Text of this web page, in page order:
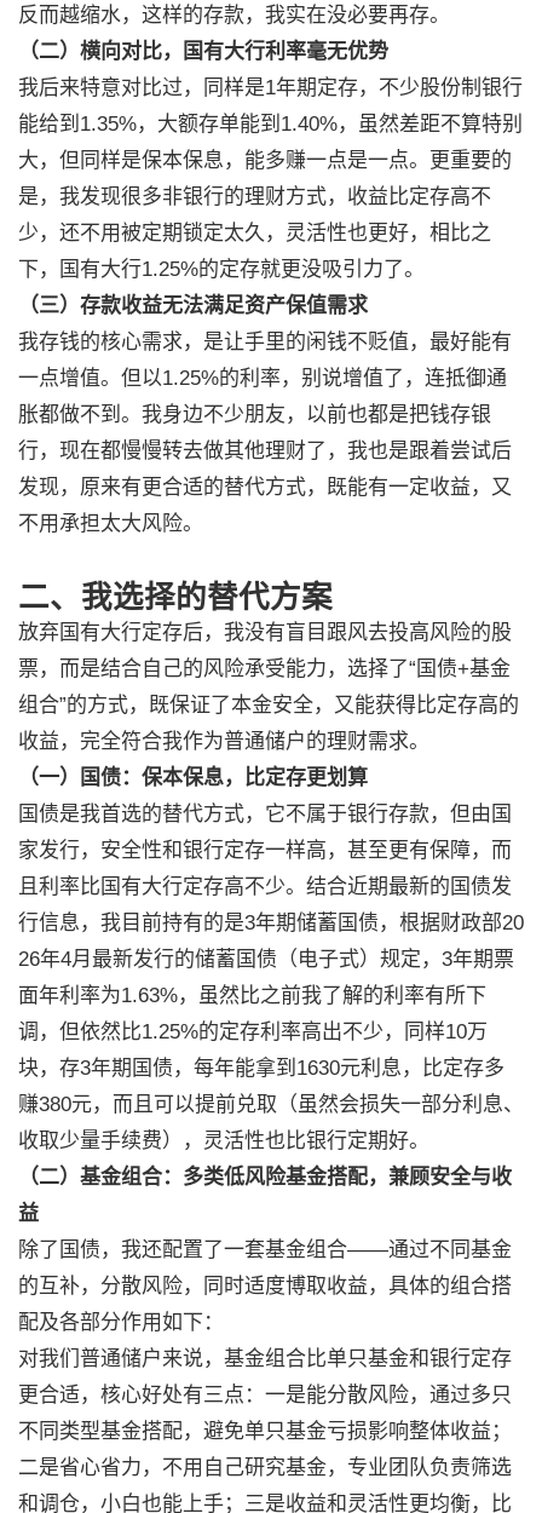
反而越缩水，这样的存款，我实在没必要再存。
（二）横向对比，国有大行利率毫无优势
我后来特意对比过，同样是1年期定存，不少股份制银行
能给到1.35%，大额存单能到1.40%，虽然差距不算特别
大，但同样是保本保息，能多赚一点是一点。更重要的
是，我发现很多非银行的理财方式，收益比定存高不
少，还不用被定期锁定太久，灵活性也更好，相比之
下，国有大行1.25%的定存就更没吸引力了。
（三）存款收益无法满足资产保值需求
我存钱的核心需求，是让手里的闲钱不贬值，最好能有
一点增值。但以1.25%的利率，别说增值了，连抵御通
胀都做不到。我身边不少朋友，以前也都是把钱存银
行，现在都慢慢转去做其他理财了，我也是跟着尝试后
发现，原来有更合适的替代方式，既能有一定收益，又
不用承担太大风险。
二、我选择的替代方案
放弃国有大行定存后，我没有盲目跟风去投高风险的股
票，而是结合自己的风险承受能力，选择了“国债+基金
组合”的方式，既保证了本金安全，又能获得比定存高的
收益，完全符合我作为普通储户的理财需求。
（一）国债：保本保息，比定存更划算
国债是我首选的替代方式，它不属于银行存款，但由国
家发行，安全性和银行定存一样高，甚至更有保障，而
且利率比国有大行定存高不少。结合近期最新的国债发
行信息，我目前持有的是3年期储蓄国债，根据财政部20
26年4月最新发行的储蓄国债（电子式）规定，3年期票
面年利率为1.63%，虽然比之前我了解的利率有所下
调，但依然比1.25%的定存利率高出不少，同样10万
块，存3年期国债，每年能拿到1630元利息，比定存多
赚380元，而且可以提前兑取（虽然会损失一部分利息、
收取少量手续费），灵活性也比银行定期好。
（二）基金组合：多类低风险基金搭配，兼顾安全与收
益
除了国债，我还配置了一套基金组合——通过不同基金
的互补，分散风险，同时适度博取收益，具体的组合搭
配及各部分作用如下：
对我们普通储户来说，基金组合比单只基金和银行定存
更合适，核心好处有三点：一是能分散风险，通过多只
不同类型基金搭配，避免单只基金亏损影响整体收益；
二是省心省力，不用自己研究基金，专业团队负责筛选
和调仓，小白也能上手；三是收益和灵活性更均衡，比